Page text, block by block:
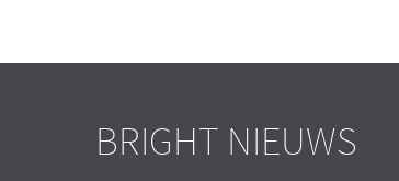
BRIGHT NIEUWS